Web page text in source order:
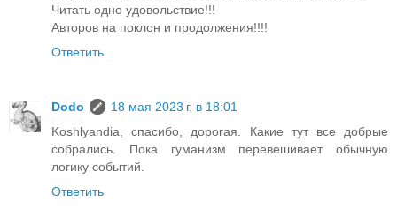
Читать одно удовольствие!!!
Авторов на поклон и продолжения!!!!
Ответить
Dodo
18 мая 2023 г. в 18:01
Koshlyandia, спасибо, дорогая. Какие тут все добрые
собрались. Пока гуманизм перевешивает обычную
логику событий.
Ответить